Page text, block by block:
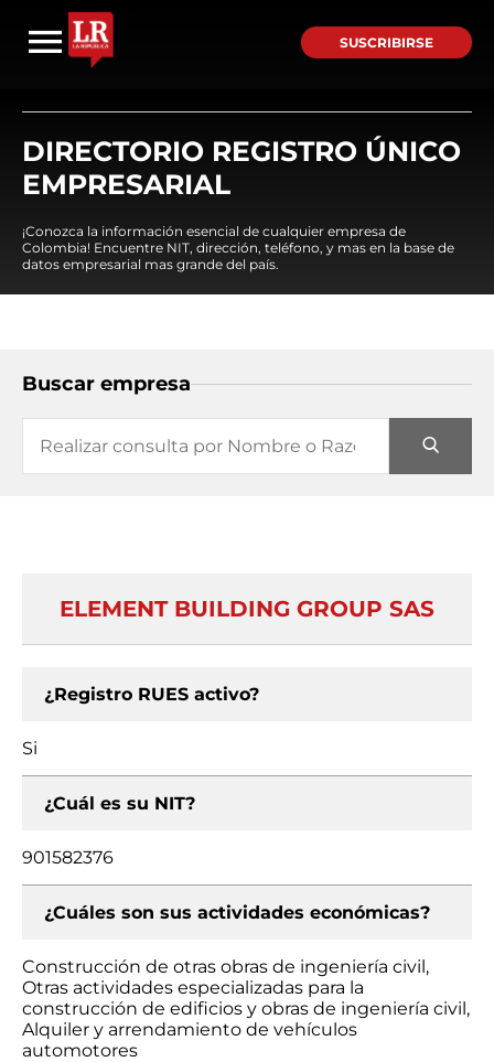
SUSCRIBIRSE
DIRECTORIO REGISTRO ÚNICO
EMPRESARIAL
¡Conozca la información esencial de cualquier empresa de
Colombia! Encuentre NIT, dirección, teléfono, y mas en la base de
datos empresarial mas grande del país.
Buscar empresa
ELEMENT BUILDING GROUP SAS
¿Registro RUES activo?
Si
¿Cuál es su NIT?
901582376
¿Cuáles son sus actividades económicas?
Construcción de otras obras de ingeniería civil,
Otras actividades especializadas para la
construcción de edificios y obras de ingeniería civil,
Alquiler y arrendamiento de vehículos
automotores